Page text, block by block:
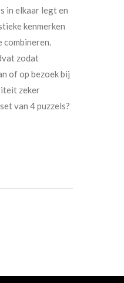
in elkaar legt en
kenmerken
zodat
of op bezoek bij
zeker
van 4 puzzels?